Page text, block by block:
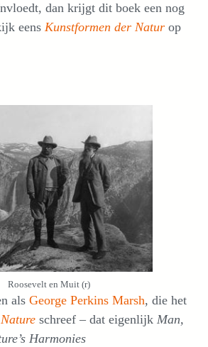
dan krijgt dit boek een nog
eens Kunstformen der Natur op
Roosevelt en Muit (r)
als George Perkins Marsh, die het
schreef – dat eigenlijk Man,
Harmonies